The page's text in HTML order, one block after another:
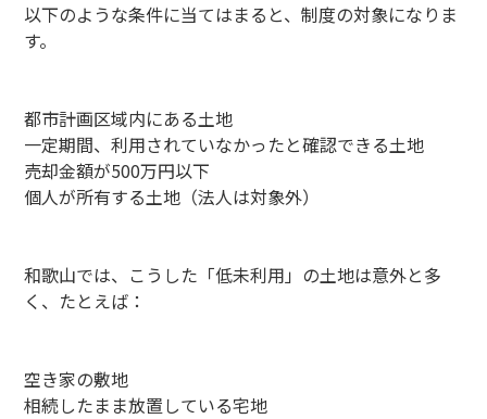
以下のような条件に当てはまると、制度の対象になりま
す。
都市計画区域内にある土地
一定期間、利用されていなかったと確認できる土地
売却金額が500万円以下
個人が所有する土地（法人は対象外）
和歌山では、こうした「低未利用」の土地は意外と多
く、たとえば：
空き家の敷地
相続したまま放置している宅地